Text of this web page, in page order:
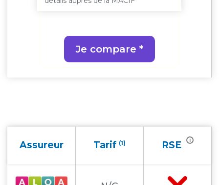
Je compare *
Assureur Tarif (1) RSE i